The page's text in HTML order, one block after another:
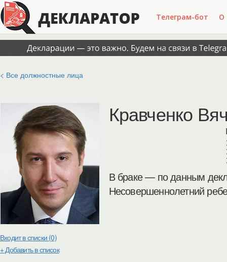
Телеграм-бот О
< Все должностные лица
Входит в списки (0)
+ Добавить в список
Кравченко
В браке — по данным
Несовершеннолетний